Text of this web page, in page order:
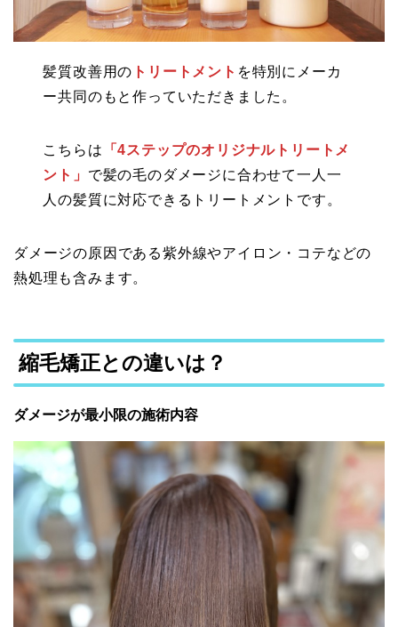
髪質改善用の トリートメント を特別にメーカ
ー共同のもと作っていただきました。
こちらは 「4ステップのオリジナルトリートメ
ント」 で髪の毛のダメージに合わせて一人一
人の髪質に対応できるトリートメントです。
ダメージの原因である紫外線やアイロン・コテなどの
熱処理も含みます。
縮毛矯正との違いは？
ダメージが最小限の施術内容